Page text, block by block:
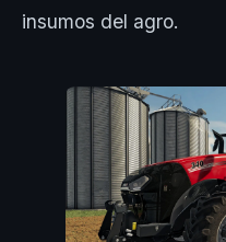
insumos del agro.